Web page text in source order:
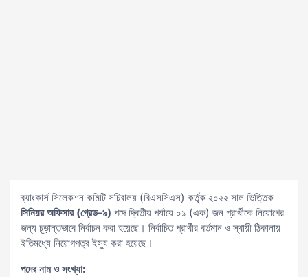
ব্যাংকার্স সিলেকশন কমিটি সচিবালয় (বিএসসিএস) কর্তৃক ২০২২ সাল ভিত্তিক
সিনিয়র অফিসার (গ্রেড-৯) পদে দ্বিতীয় পর্যায়ে ০১ (এক) জন প্রার্থীকে নিয়োগের
জন্য চূড়ান্তভাবে নির্বাচন করা হয়েছে। নির্বাচিত প্রার্থীর বর্তমান ও স্থায়ী ঠিকানায়
ইতিমধ্যে নিয়োগপত্র ইস্যু করা হয়েছে।
পদের নাম ও সংখ্যা: